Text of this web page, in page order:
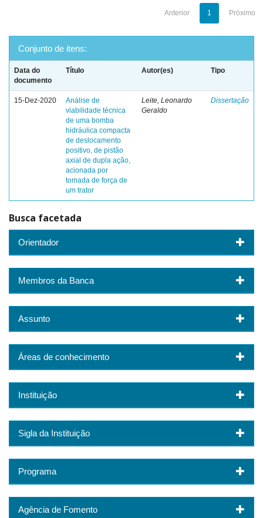
Anterior 1 Próximo
Conjunto de itens:
Data do
documento
Título Autor(es) Tipo
15-Dez-2020
Análise de
viabilidade técnica
de uma bomba
hidráulica compacta
de deslocamento
positivo, de pistão
axial de dupla ação,
acionada por
tomada de força de
um trator
Leite, Leonardo
Geraldo
Dissertação
Busca facetada
Orientador
Membros da Banca
Assunto
Áreas de conhecimento
Instituição
Sigla da Instituição
Programa
Agência de Fomento